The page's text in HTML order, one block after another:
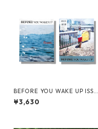
BEFORE YOU WAKE UP ISSU
E 2
¥3,630